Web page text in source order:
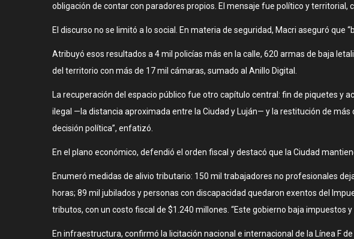
obligación de contar con paradores propios. El mensaje fue político y territorial,
El discurso no se limitó a lo social. En materia de seguridad, Macri aseguró
Atribuyó esos resultados a 4 mil policías más en la calle, 620 armas de baja
del territorio con más de 17 mil cámaras, sumado al Anillo Digital.
La recuperación del espacio público fue otro capítulo central: fin de piquetes
ilegal —la distancia aproximada entre la Ciudad y Luján— y la restitución de
decisión política”, enfatizó.
En el plano económico, defendió el orden fiscal y destacó que la Ciudad
Enumeró medidas de alivio tributario: 150 mil trabajadores no profesionales
horas; 89 mil jubilados y personas con discapacidad quedaron exentos del
tributos, con un costo fiscal de $1.240 millones. “Este gobierno baja impuestos
En infraestructura, confirmó la licitación nacional e internacional de la Línea F